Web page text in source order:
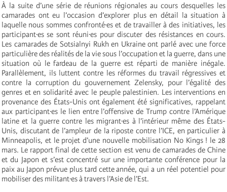
À la suite d’une série de réunions régionales au cours desquelles les
camarades ont eu l’occasion d’explorer plus en détail la situation à
laquelle nous sommes confronté·es et de travailler à des initiatives, les
participant·es se sont réuni·es pour discuter des résistances en cours.
Les camarades de Sotsialnyi Rukh en Ukraine ont parlé avec une force
particulière des réalités de la vie sous l’occupation et la guerre, dans une
situation où le fardeau de la guerre est réparti de manière inégale.
Parallèlement, ils luttent contre les réformes du travail régressives et
contre la corruption du gouvernement Zelensky, pour l’égalité des
genres et en solidarité avec le peuple palestinien. Les interventions en
provenance des États-Unis ont également été significatives, rappelant
aux participant·es le lien entre l’offensive de Trump contre l’Amérique
latine et la guerre contre les migrant·es à l’intérieur même des États-
Unis, discutant de l’ampleur de la riposte contre l’ICE, en particulier à
Minneapolis, et le projet d’une nouvelle mobilisation No Kings ! le 28
mars. Le rapport final de cette section est venu de camarades de Chine
et du Japon et s’est concentré sur une importante conférence pour la
paix au Japon prévue plus tard cette année, qui a un réel potentiel pour
mobiliser des militant·es à travers l’Asie de l’Est.